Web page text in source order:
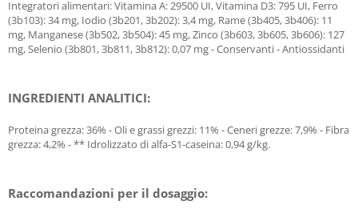
Integratori alimentari: Vitamina A: 29500 UI, Vitamina D3: 795 UI, Ferro
(3b103): 34 mg, Iodio (3b201, 3b202): 3,4 mg, Rame (3b405, 3b406): 11
mg, Manganese (3b502, 3b504): 45 mg, Zinco (3b603, 3b605, 3b606): 127
mg, Selenio (3b801, 3b811, 3b812): 0,07 mg - Conservanti - Antiossidanti
INGREDIENTI ANALITICI:
Proteina grezza: 36% - Oli e grassi grezzi: 11% - Ceneri grezze: 7,9% - Fibra
grezza: 4,2% - ** Idrolizzato di alfa-S1-caseina: 0,94 g/kg.
Raccomandazioni per il dosaggio: